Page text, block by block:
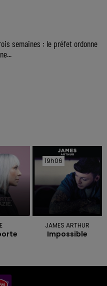
semaines : le préfet ordonne
19h06
19h06
JAMES ARTHUR
Impossible